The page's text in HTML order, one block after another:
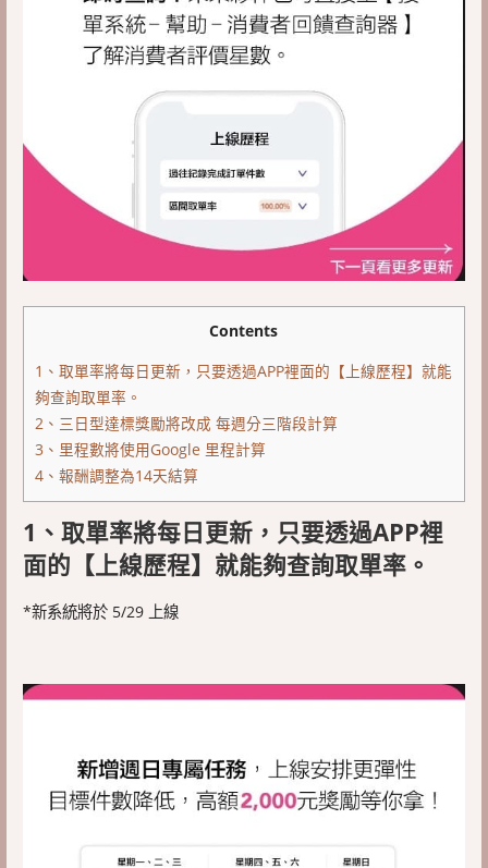
Contents
1、取單率將每日更新，只要透過APP裡面的【上線歷程】就能
夠查詢取單率。
2、三日型達標獎勵將改成 每週分三階段計算
3、里程數將使用Google 里程計算
4、報酬調整為14天結算
1、取單率將每日更新，只要透過APP裡
面的【上線歷程】就能夠查詢取單率。
*新系統將於 5/29 上線